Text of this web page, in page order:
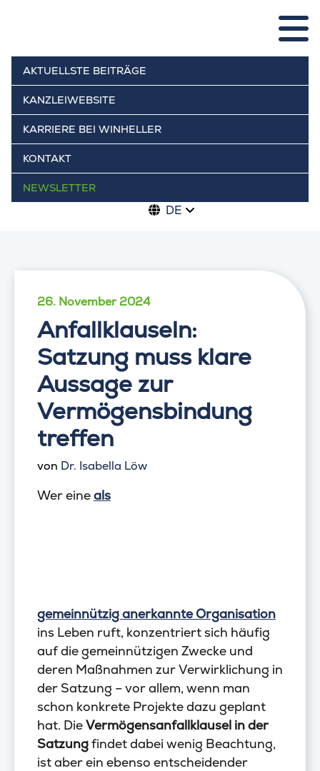
AKTUELLSTE BEITRÄGE
KANZLEIWEBSITE
KARRIERE BEI WINHELLER
KONTAKT
NEWSLETTER
DE
26. November 2024
Anfallklauseln:
Satzung muss klare
Aussage zur
Vermögensbindung
treffen
von Dr. Isabella Löw
Wer eineals
gemeinnützig anerkannte Organisation
ins Leben ruft, konzentriert sich häufig
auf die gemeinnützigen Zwecke und
deren Maßnahmen zur Verwirklichung in
der Satzung – vor allem, wenn man
schon konkrete Projekte dazu geplant
hat. DieVermögensanfallklausel in der
Satzungfindet dabei wenig Beachtung,
ist aber ein ebenso entscheidender